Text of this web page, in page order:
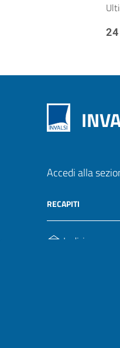
Accedi alla
RECAPITI
Indirizzo